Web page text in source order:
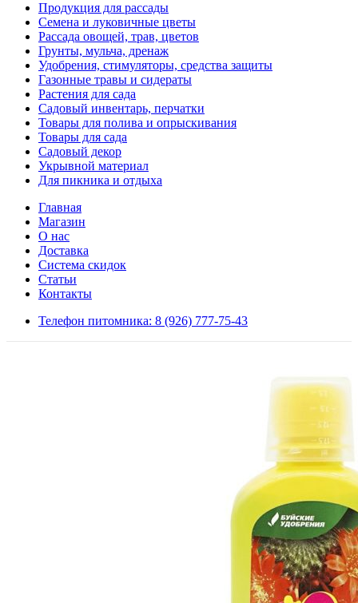
Продукция для рассады
Семена и луковичные цветы
Рассада овощей, трав, цветов
Грунты, мульча, дренаж
Удобрения, стимуляторы, средства защиты
Газонные травы и сидераты
Растения для сада
Садовый инвентарь, перчатки
Товары для полива и опрыскивания
Товары для сада
Садовый декор
Укрывной материал
Для пикника и отдыха
Главная
Магазин
О нас
Доставка
Система скидок
Статьи
Контакты
Телефон питомника: 8 (926) 777-75-43